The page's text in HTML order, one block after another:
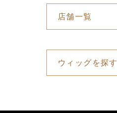
店舗一覧
ウィッグを探す